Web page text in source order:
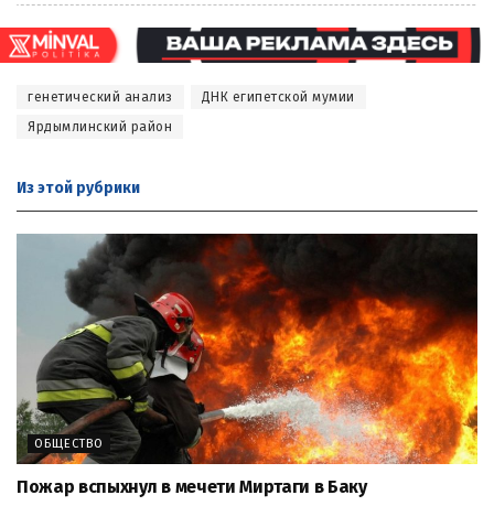
генетический анализ
ДНК египетской мумии
Ярдымлинский район
Из этой рубрики
ОБЩЕСТВО
Пожар вспыхнул в мечети Миртаги в Баку